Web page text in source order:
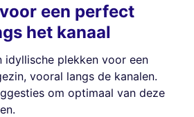
een perfect
het kanaal
idyllische plekken voor een
vooral langs de kanalen.
om optimaal van deze